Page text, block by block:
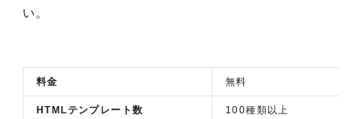
い。
料金 無料
HTMLテンプレート数 100種類以上